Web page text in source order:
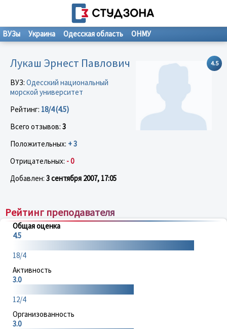
ВУЗы Украина Одесская область ОНМУ
4.5
Лукаш Эрнест Павлович
ВУЗ: Одесский национальный
морской университет
Рейтинг: 18/4 (4.5)
Всего отзывов: 3
Положительных: + 3
Отрицательных: - 0
Добавлен: 3 сентября 2007, 17:05
Рейтинг преподавателя
Общая оценка
4.5
18/4
Активность
3.0
12/4
Организованность
3.0